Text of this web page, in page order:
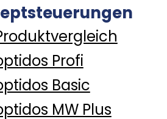
Profi
Basic
MW Plus